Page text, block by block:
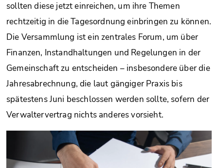
sollten diese jetzt einreichen, um ihre Themen
rechtzeitig in die Tagesordnung einbringen zu können.
Die Versammlung ist ein zentrales Forum, um über
Finanzen, Instandhaltungen und Regelungen in der
Gemeinschaft zu entscheiden – insbesondere über die
Jahresabrechnung, die laut gängiger Praxis bis
spätestens Juni beschlossen werden sollte, sofern der
Verwaltervertrag nichts anderes vorsieht.